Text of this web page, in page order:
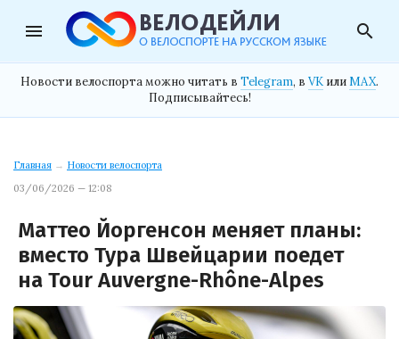
menu search
Новости велоспорта можно читать в Telegram, в VK илиMAX.
Подписывайтесь!
Главная → Новости велоспорта
03/06/2026 — 12:08
Маттео Йоргенсон меняет планы:
вместо Тура Швейцарии поедет
на Tour Auvergne-Rhône-Alpes